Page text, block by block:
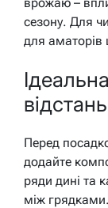
сезону. Для
для аматорів
Перед
додайте
ряди дині та
між